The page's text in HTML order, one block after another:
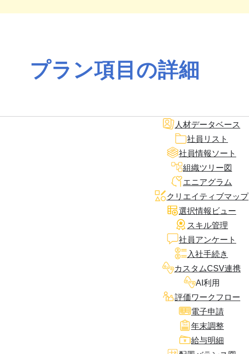
プラン項目の詳細
人材データベース
社員リスト
社員情報ソート
組織ツリー図
エニアグラム
クリエイティブマップ
選択情報ビュー
スキル管理
社員アンケート
入社手続き
カスタムCSV連携
AI利用
評価ワークフロー
電子申請
年末調整
給与明細